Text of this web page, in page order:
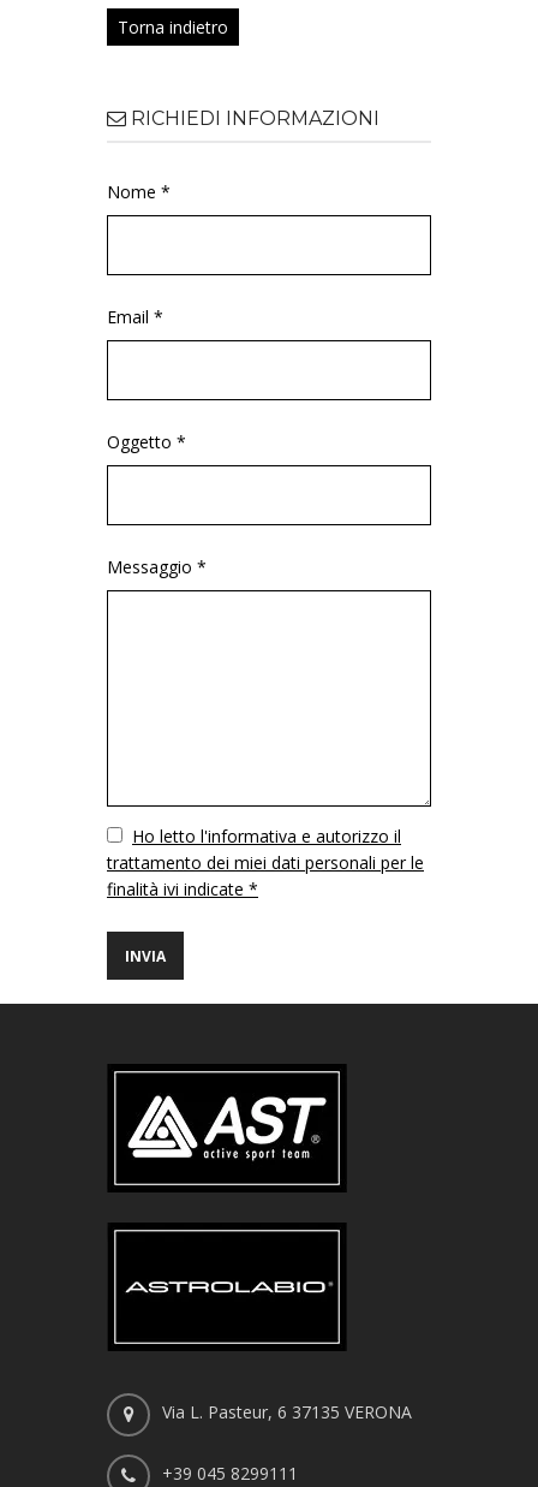
Torna indietro
RICHIEDI INFORMAZIONI
Nome *
Email *
Oggetto *
Messaggio *
VuotoHo letto l'informativa e autorizzo il
trattamento dei miei dati personali per le
finalità ivi indicate *
Via L. Pasteur, 6 37135 VERONA
+39 045 8299111